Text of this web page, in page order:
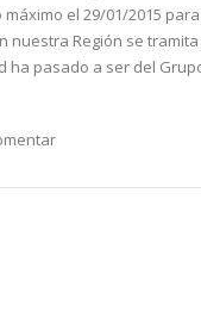
el 29/01/2015
nuestra Región se
ha pasado a ser del